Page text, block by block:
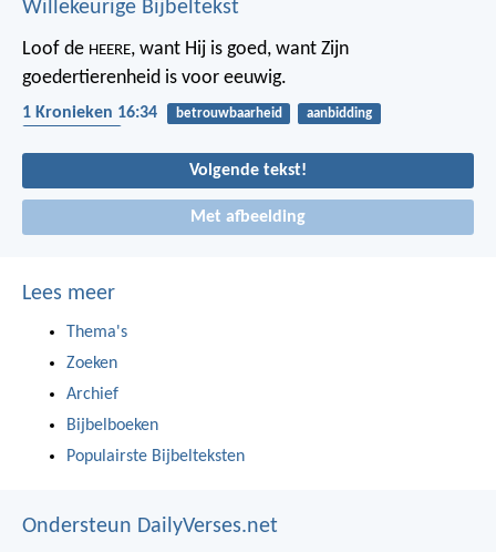
Willekeurige Bijbeltekst
Loof de HEERE, want Hij is goed, want Zijn
goedertierenheid is voor eeuwig.
1 Kronieken 16:34 betrouwbaarheid
aanbidding
Volgende tekst!
Met afbeelding
Lees meer
Thema's
Zoeken
Archief
Bijbelboeken
Populairste Bijbelteksten
Ondersteun DailyVerses.net